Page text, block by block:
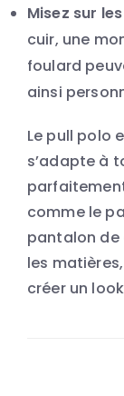
Misez sur
cuir, une
foulard
ainsi
Le pull polo
s’adapte à
comme le
pantalon de
les
créer un